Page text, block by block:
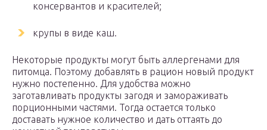
консервантов и красителей;
крупы в виде каш.
Некоторые продукты могут быть аллергенами для
питомца. Поэтому добавлять в рацион новый продукт
нужно постепенно. Для удобства можно
заготавливать продукты загодя и замораживать
порционными частями. Тогда остается только
доставать нужное количество и дать оттаять до